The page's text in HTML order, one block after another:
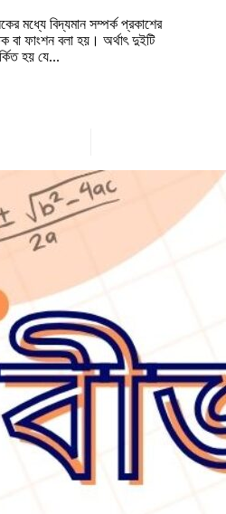
মধ্যে বিদ্যমান সম্পর্ক প্রকাশের
বা ফাংশন বলা হয়। অর্থাৎ দুইটি
হয় যে...